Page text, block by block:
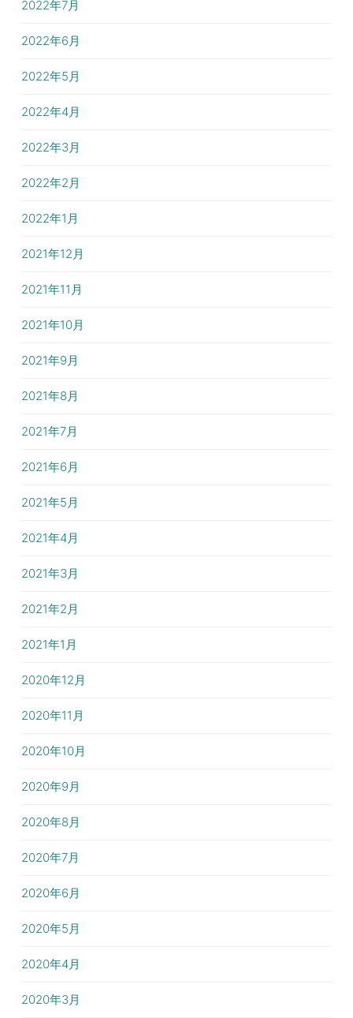
2022年7月
2022年6月
2022年5月
2022年4月
2022年3月
2022年2月
2022年1月
2021年12月
2021年11月
2021年10月
2021年9月
2021年8月
2021年7月
2021年6月
2021年5月
2021年4月
2021年3月
2021年2月
2021年1月
2020年12月
2020年11月
2020年10月
2020年9月
2020年8月
2020年7月
2020年6月
2020年5月
2020年4月
2020年3月